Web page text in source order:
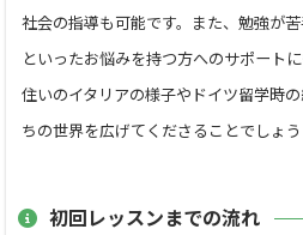
社会の指導も可能です。また、勉強が
といったお悩みを持つ方へのサポート
住いのイタリアの様子やドイツ留学時
ちの世界を広げてくださることでしょう
初回レッスンまでの流れ